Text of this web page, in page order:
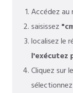
Accédez au
saisissez
localisez le
l'exécutez
Cliquez sur